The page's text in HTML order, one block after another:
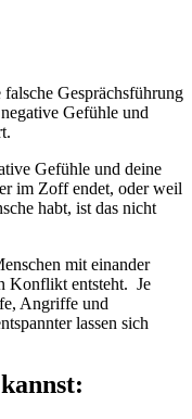
Gesprächsführung
Gefühle und
Gefühle und deine
im Zoff endet, oder weil
habt, ist das nicht
mit einander
Konflikt entsteht. Je
Angriffe und
lassen sich